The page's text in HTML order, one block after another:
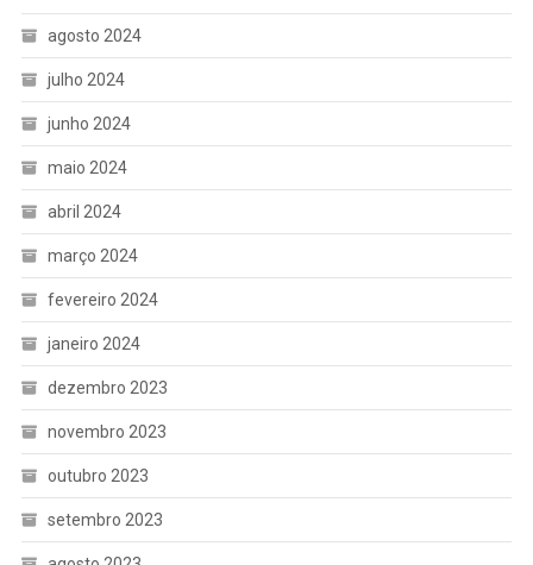
agosto 2024
julho 2024
junho 2024
maio 2024
abril 2024
março 2024
fevereiro 2024
janeiro 2024
dezembro 2023
novembro 2023
outubro 2023
setembro 2023